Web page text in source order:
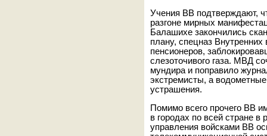
Учения ВВ подтверждают,
разгоне мирных
Балашихе закончились
плану, спецназ Внутренних
пенсионеров,
слезоточивого газа. МВД
мундира и поправило
экстремисты, а
устрашения.
Помимо всего прочего ВВ
в городах по всей стране
управления войсками ВВ